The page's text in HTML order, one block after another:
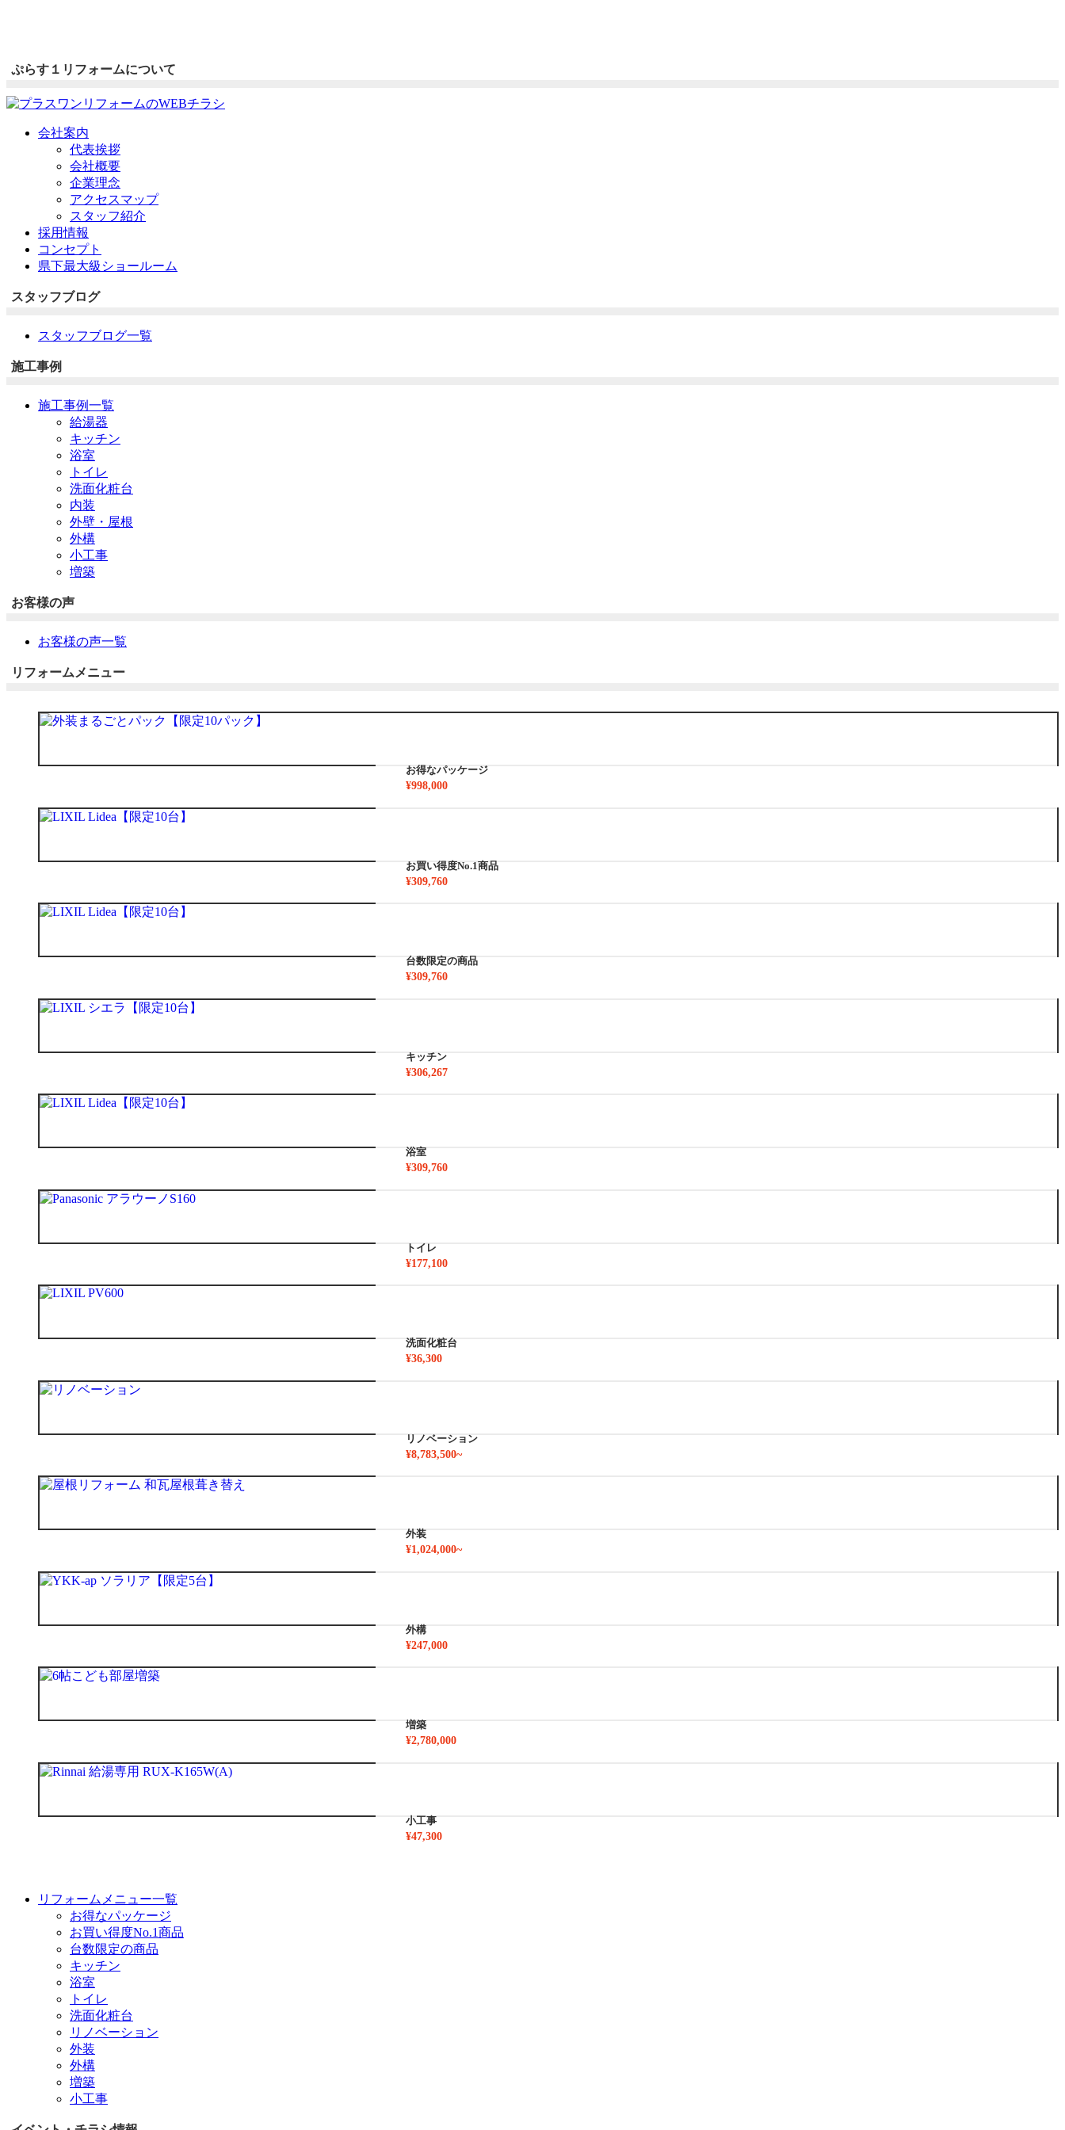
ぷらす１リフォームについて
会社案内
代表挨拶
会社概要
企業理念
アクセスマップ
スタッフ紹介
採用情報
コンセプト
県下最大級ショールーム
スタッフブログ
スタッフブログ一覧
施工事例
施工事例一覧
給湯器
キッチン
浴室
トイレ
洗面化粧台
内装
外壁・屋根
外構
小工事
増築
お客様の声
お客様の声一覧
リフォームメニュー
お得なパッケージ
¥998,000
お買い得度No.1商品
¥309,760
台数限定の商品
¥309,760
キッチン
¥306,267
浴室
¥309,760
トイレ
¥177,100
洗面化粧台
¥36,300
リノベーション
¥8,783,500~
外装
¥1,024,000~
外構
¥247,000
増築
¥2,780,000
小工事
¥47,300
リフォームメニュー一覧
お得なパッケージ
お買い得度No.1商品
台数限定の商品
キッチン
浴室
トイレ
洗面化粧台
リノベーション
外装
外構
増築
小工事